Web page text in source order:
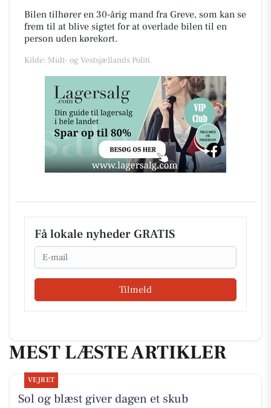
Bilen tilhører en 30-årig mand fra Greve, som kan se
frem til at blive sigtet for at overlade bilen til en
person uden kørekort.
Kilde: Midt- og Vestsjællands Politi
Få lokale nyheder GRATIS
Email
Tilmeld
MEST LÆSTE ARTIKLER
VEJRET
Sol og blæst giver dagen et skub